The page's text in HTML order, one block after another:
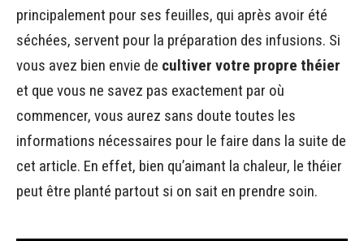
principalement pour ses feuilles, qui après avoir été
séchées, servent pour la préparation des infusions. Si
vous avez bien envie de cultiver votre propre théier
et que vous ne savez pas exactement par où
commencer, vous aurez sans doute toutes les
informations nécessaires pour le faire dans la suite de
cet article. En effet, bien qu’aimant la chaleur, le théier
peut être planté partout si on sait en prendre soin.